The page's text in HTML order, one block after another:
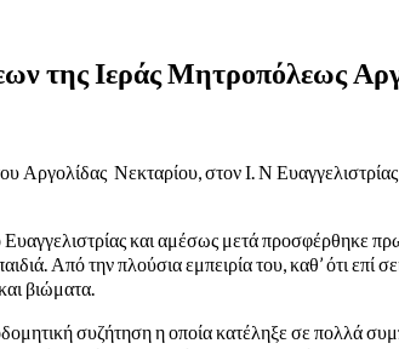
της Ιεράς Μητροπόλεως
Αργολίδας Νεκταρίου, στον Ι. Ν
και αμέσως μετά προσφέρθηκε
Από την πλούσια εμπειρία του, καθ’ ότι
βιώματα.
συζήτηση η οποία κατέληξε σε πολλά